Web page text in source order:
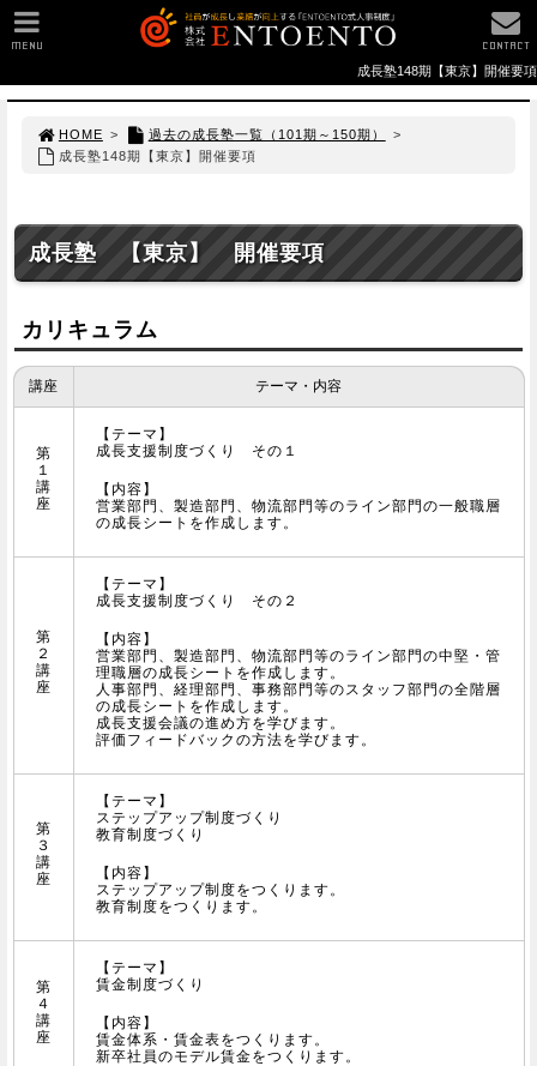
成長塾148期【東京】開催要項
HOME > 過去の成長塾一覧（101期～150期）
>
成長塾148期【東京】開催要項
成長塾 【東京】 開催要項
カリキュラム
講座 テーマ・内容
第
１
講
座
【テーマ】
成長支援制度づくり その１
【内容】
営業部門、製造部門、物流部門等のライン部門の一般職層
の成長シートを作成します。
第
２
講
座
【テーマ】
成長支援制度づくり その２
【内容】
営業部門、製造部門、物流部門等のライン部門の中堅・管
理職層の成長シートを作成します。
人事部門、経理部門、事務部門等のスタッフ部門の全階層
の成長シートを作成します。
成長支援会議の進め方を学びます。
評価フィードバックの方法を学びます。
第
３
講
座
【テーマ】
ステップアップ制度づくり
教育制度づくり
【内容】
ステップアップ制度をつくります。
教育制度をつくります。
第
４
講
座
【テーマ】
賃金制度づくり
【内容】
賃金体系・賃金表をつくります。
新卒社員のモデル賃金をつくります。
MENU CONTACT